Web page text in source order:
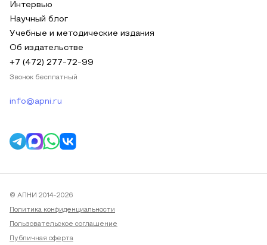
Интервью
Научный блог
Учебные и методические издания
Об издательстве
+7 (472) 277-72-99
Звонок бесплатный
info@apni.ru
© АПНИ 2014-2026
Политика конфиденциальности
Пользовательское соглашение
Публичная оферта